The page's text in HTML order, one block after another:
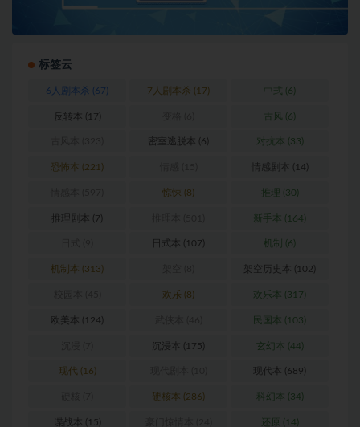
标签云
6人剧本杀 (67) 7人剧本杀 (17) 中式 (6)
反转本 (17) 古风 (6)
密室逃脱本 (6) 对抗本 (33)
恐怖本 (221) 情感剧本 (14)
惊悚 (8) 推理 (30)
推理剧本 (7) 新手本 (164)
日式本 (107) 机制 (6)
机制本 (313) 架空历史本 (102)
欢乐 (8) 欢乐本 (317)
欧美本 (124) 民国本 (103)
沉浸本 (175) 玄幻本 (44)
现代 (16) 现代本 (689)
硬核本 (286) 科幻本 (34)
谍战本 (15) 还原 (14)